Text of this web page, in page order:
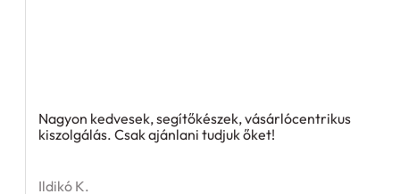
kiszolgálás. Csak ajánlani tudjuk őket!